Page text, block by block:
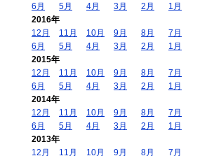
6月
5月 4月 3月 2月
1月
2016年
12月
11月 10月 9月 8月
7月
6月
5月 4月 3月 2月
1月
2015年
12月
11月 10月 9月 8月
7月
6月
5月 4月 3月 2月
1月
2014年
12月
11月 10月 9月 8月
7月
6月
5月 4月 3月 2月
1月
2013年
12月
11月 10月 9月 8月 7月